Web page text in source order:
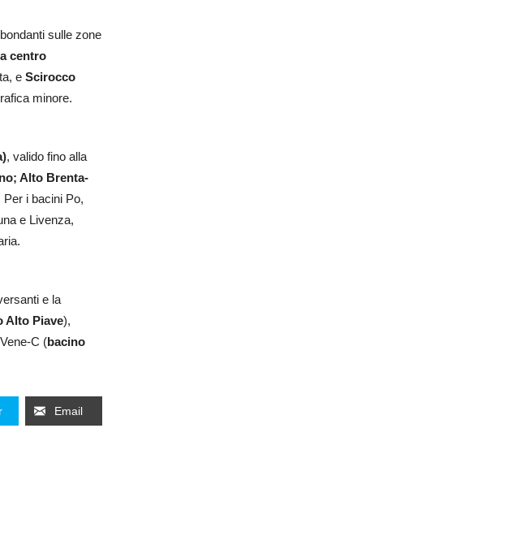
sulle zone
centro
e Scirocco
minore.
, valido fino alla
Alto Brenta-
Per i bacini Po,
e Livenza,
e la
Alto Piave),
C (bacino
Email